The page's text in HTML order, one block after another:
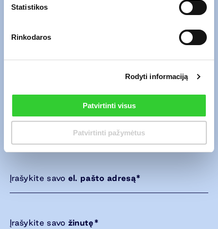
Statistikos
Rinkodaros
Rodyti informaciją
Patvirtinti visus
Patvirtinti pažymėtus
Atsiųskite mums el. laišką naudodami
žemiau esančią formą.
Įrašykite savo el. pašto adresą*
Įrašykite savo žinutę*